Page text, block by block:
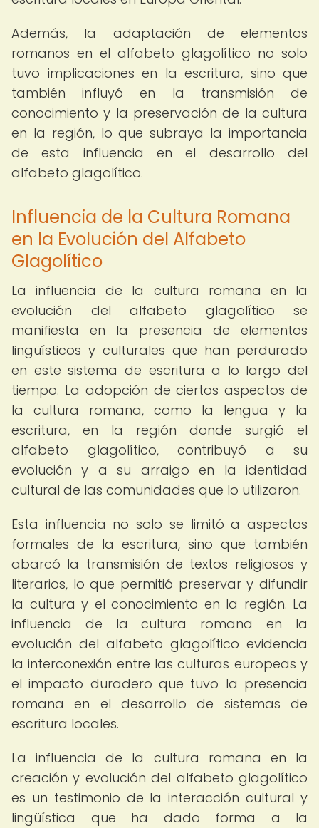
Además, la adaptación de elementos
romanos en el alfabeto glagolítico no solo
tuvo implicaciones en la escritura, sino que
también influyó en la transmisión de
conocimiento y la preservación de la cultura
en la región, lo que subraya la importancia
de esta influencia en el desarrollo del
alfabeto glagolítico.
Influencia de la Cultura Romana
en la Evolución del Alfabeto
Glagolítico
La influencia de la cultura romana en la
evolución del alfabeto glagolítico se
manifiesta en la presencia de elementos
lingüísticos y culturales que han perdurado
en este sistema de escritura a lo largo del
tiempo. La adopción de ciertos aspectos de
la cultura romana, como la lengua y la
escritura, en la región donde surgió el
alfabeto glagolítico, contribuyó a su
evolución y a su arraigo en la identidad
cultural de las comunidades que lo utilizaron.
Esta influencia no solo se limitó a aspectos
formales de la escritura, sino que también
abarcó la transmisión de textos religiosos y
literarios, lo que permitió preservar y difundir
la cultura y el conocimiento en la región. La
influencia de la cultura romana en la
evolución del alfabeto glagolítico evidencia
la interconexión entre las culturas europeas y
el impacto duradero que tuvo la presencia
romana en el desarrollo de sistemas de
escritura locales.
La influencia de la cultura romana en la
creación y evolución del alfabeto glagolítico
es un testimonio de la interacción cultural y
lingüística que ha dado forma a la